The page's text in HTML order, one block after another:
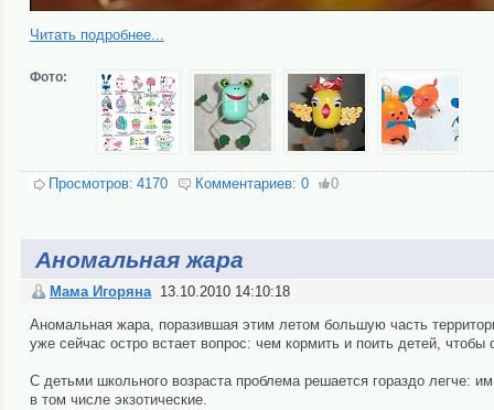
Читать подробнее...
Фото:
Просмотров: 4170 Комментариев: 0 0
Аномальная жара
Мама Игоряна 13.10.2010 14:10:18
Аномальная жара, поразившая этим летом большую часть
уже сейчас остро встает вопрос: чем кормить и поить детей,
С детьми школьного возраста проблема решается гораздо легче:
в том числе экзотические.